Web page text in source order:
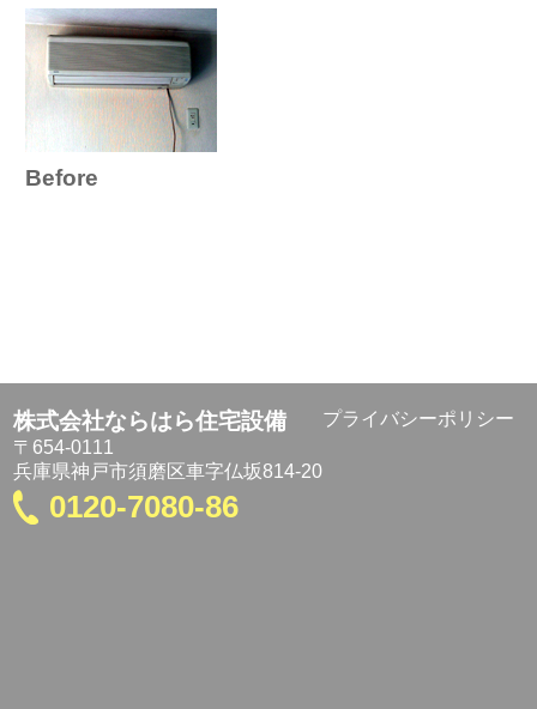
Before
株式会社ならはら住宅設備
〒654-0111
兵庫県神戸市須磨区車字仏坂814-20
0120-7080-86
プライバシーポリシー